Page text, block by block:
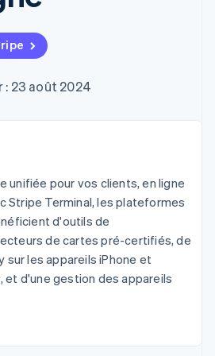
Recognition
automatisée
Stripe Sigma
Rapports
Data Pipeline
des données
financière
des
voyages et
et
aux
des
une
à l'usage
adossées à
avec des
de code
développeurs
produit
notre équipe
partenaire
: 23 août 2024
unifiée pour vos clients, en ligne
Stripe Terminal, les plateformes
d'outils de
de cartes pré-certifiés, de
sur les appareils iPhone et
et d'une gestion des appareils